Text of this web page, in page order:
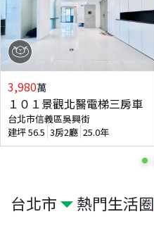
台北市 熱門生活圈
3,980萬
１０１景觀北醫電梯三房車
台北市信義區吳興街
建坪56.5 3房2廳 25.0年